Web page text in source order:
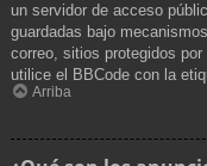
un servidor de acceso
guardadas bajo
correo, sitios protegidos
utilice el BBCode con la
Arriba